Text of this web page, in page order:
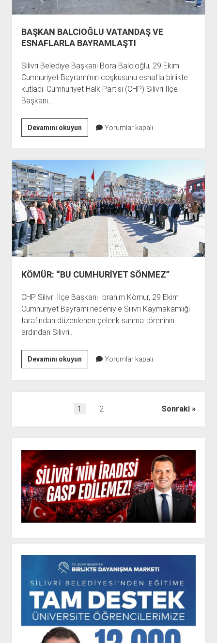
BAŞKAN BALCIOĞLU VATANDAŞ VE
ESNAFLARLA BAYRAMLAŞTI
Silivri Belediye Başkanı Bora Balcıoğlu, 29 Ekim
Cumhuriyet Bayramı’nın coşkusunu esnafla birlikte
kutladı. Cumhuriyet Halk Partisi (CHP) Silivri İlçe
Başkanı…
Devamını okuyunBAŞKAN
BALCIOĞLU
VATANDAŞ
VE
ESNAFLARLA
BAYRAMLAŞTI
Yorumlar kapalı
KÖMÜR: “BU CUMHURİYET SÖNMEZ”
CHP Silivri İlçe Başkanı İbrahim Kömür, 29 Ekim
Cumhuriyet Bayramı nedeniyle Silivri Kaymakamlığı
tarafından düzenlenen çelenk sunma töreninin
ardından Silivri…
Devamını okuyunKÖMÜR:
“BU
CUMHURİYET
SÖNMEZ”
Yorumlar kapalı
1 2 Sonraki
Menü